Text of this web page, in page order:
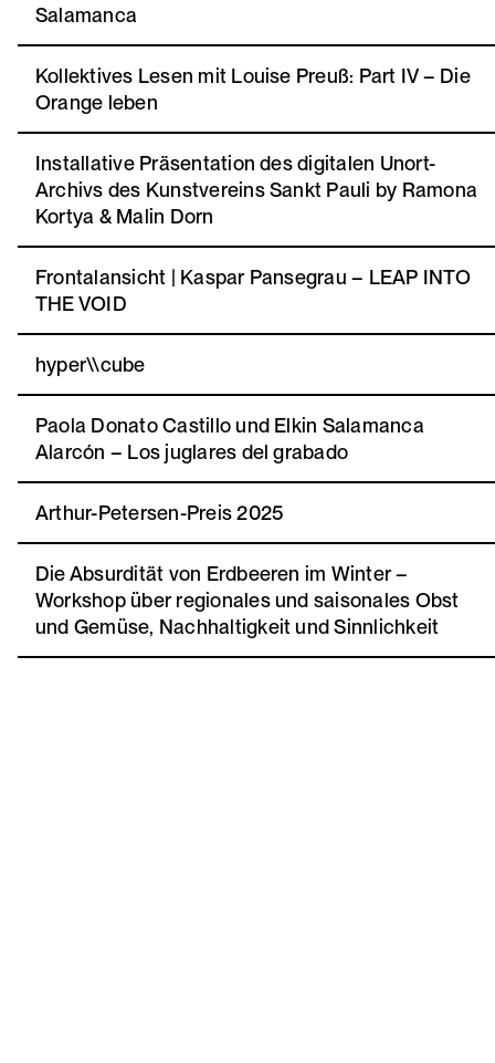
Salamanca
Kollektives Lesen mit Louise Preuß: Part IV – Die
Orange leben
Installative Präsentation des digitalen Unort-
Archivs des Kunstvereins Sankt Pauli by Ramona
Kortya & Malin Dorn
Frontalansicht | Kaspar Pansegrau – LEAP INTO
THE VOID
hyper\\cube
Paola Donato Castillo und Elkin Salamanca
Alarcón – Los juglares del grabado
Arthur-Petersen-Preis 2025
Die Absurdität von Erdbeeren im Winter –
Workshop über regionales und saisonales Obst
und Gemüse, Nachhaltigkeit und Sinnlichkeit